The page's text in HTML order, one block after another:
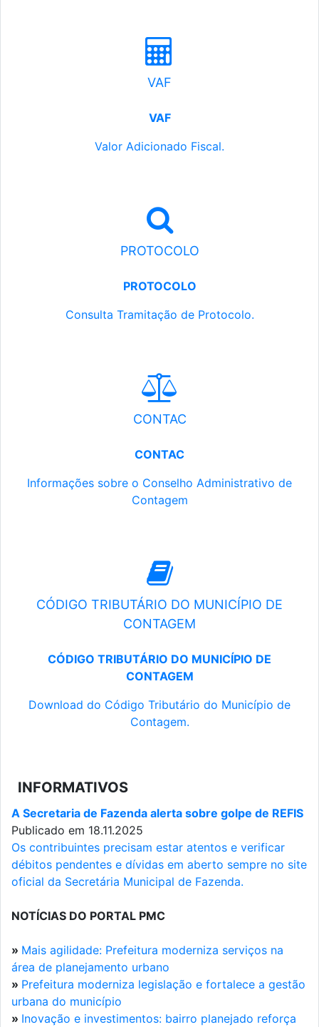
VAF
VAF
Valor Adicionado Fiscal.
PROTOCOLO
PROTOCOLO
Consulta Tramitação de Protocolo.
CONTAC
CONTAC
Informações sobre o Conselho Administrativo de
Contagem
CÓDIGO TRIBUTÁRIO DO MUNICÍPIO DE
CONTAGEM
CÓDIGO TRIBUTÁRIO DO MUNICÍPIO DE
CONTAGEM
Download do Código Tributário do Município de
Contagem.
INFORMATIVOS
A Secretaria de Fazenda alerta sobre golpe de REFIS
Publicado em 18.11.2025
Os contribuintes precisam estar atentos e verificar
débitos pendentes e dívidas em aberto sempre no site
oficial da Secretária Municipal de Fazenda.
NOTÍCIAS DO PORTAL PMC
» Mais agilidade: Prefeitura moderniza serviços na
área de planejamento urbano
» Prefeitura moderniza legislação e fortalece a gestão
urbana do município
» Inovação e investimentos: bairro planejado reforça